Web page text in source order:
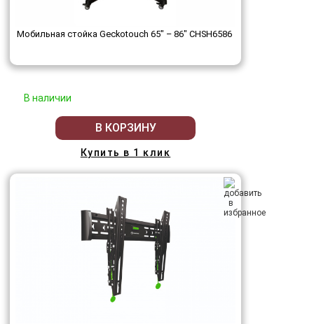
Мобильная стойка Geckotouch 65" – 86" ​​​​​​​CHSH6586
В наличии
В КОРЗИНУ
Купить в 1 клик